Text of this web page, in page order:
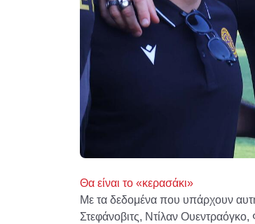
Θα είναι το «κερασάκι»
Με τα δεδομένα που υπάρχουν
Στεφάνοβιτς, Ντίλαν Ουεντραόγκο,